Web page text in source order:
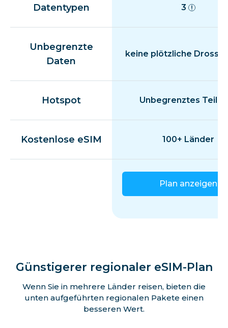
Datentypen 3
Unbegrenzte
Daten
keine plötzliche
Hotspot Unbegrenztes Teilen
Kostenlose eSIM 100+ Länder
Plan anzeigen
Günstigerer regionaler eSIM-Plan
Wenn Sie in mehrere Länder reisen, bieten die
unten aufgeführten regionalen Pakete einen
besseren Wert.